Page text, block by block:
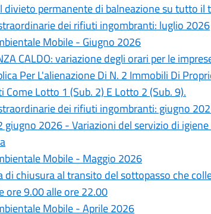
divieto permanente di balneazione su tutto il
dei rifiuti ingombranti: luglio 2026
Mobile - Giugno 2026
CALDO: variazione degli orari per le
Per L'alienazione Di N. 2 Immobili Di
Come Lotto 1 (Sub. 2) E Lotto 2 (Sub. 9).
dei rifiuti ingombranti: giugno
giugno 2026 - Variazioni del servizio di
Mobile - Maggio 2026
di chiusura al transito del sottopasso che
ore 9.00 alle ore 22.00
Mobile - Aprile 2026